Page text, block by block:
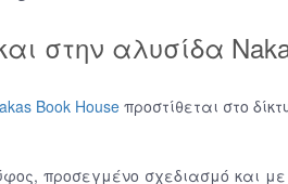
στην αλυσίδα
Book House προστίθεται στο
προσεγμένo σχεδιασμό και με